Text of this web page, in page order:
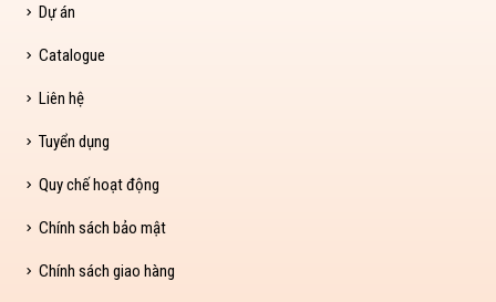
Dự án
Catalogue
Liên hệ
Tuyển dụng
Quy chế hoạt động
Chính sách bảo mật
Chính sách giao hàng